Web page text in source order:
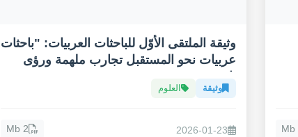
وثيقة الملتقى الأوّل للباحثات العربيات: "باحثات
عربيات نحو المستقبل تجارب ملهمة ورؤى
ثاقبة"
وثيقة العلوم
2026-01-23
2 Mb